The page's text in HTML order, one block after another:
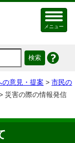
メニュー
の意見・提案 > 市民の
災害の際の情報発信